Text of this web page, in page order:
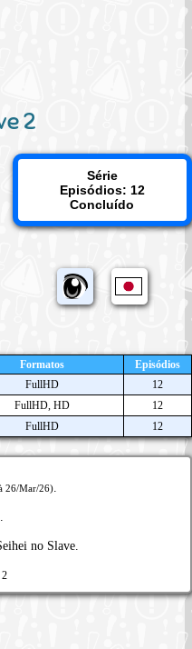
2
Série
Episódios: 12
Concluído
Formatos
Episódios
FullHD
12
FullHD, HD
12
FullHD 12
26/Mar/26)
no Slave.
2